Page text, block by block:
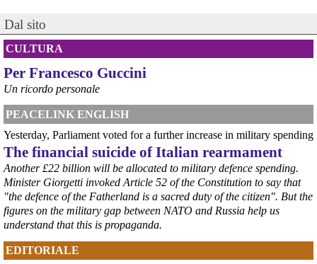
cronachetarantine.it/index.php
il Governo ha manifestato l’intenzione di predisporre un
provvedimento straordinario per attenuare le conseguenze
economiche e sociali della prevista fermata dell’area a caldo e ha
chiesto alle rappresentanze del territorio di formulare proposte
concrete per definirne i contenuti. Casartigiani valuta positivamente
#ILVA #Taranto
Dal sito
CULTURA
Per Francesco Guccini
Un ricordo personale
PEACELINK ENGLISH
Yesterday, Parliament voted for a further increase in military spending
The financial suicide of Italian rearmament
Another £22 billion will be allocated to military defence spending.
Minister Giorgetti invoked Article 52 of the Constitution to say that
"the defence of the Fatherland is a sacred duty of the citizen". But the
figures on the military gap between NATO and Russia help us
understand that this is propaganda.
EDITORIALE